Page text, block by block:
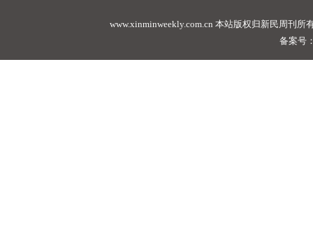
www.xinminweekly.com.cn 本站版权归新民周刊所
备案号